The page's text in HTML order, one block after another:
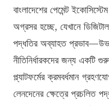
বাংলাদেশের পেমেন্ট
অগ্রসর হচ্ছে, যেখানে
পদ্ধতির অব্যাহত
নীতিনির্ধারকদের জন্য একটি
প্ল্যাটফর্মের ক্রমবর্ধমান
লেনদেনের ক্ষেত্রে প্রচলিত